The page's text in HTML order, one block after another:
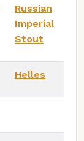
Russian
Imperial
Stout
Helles